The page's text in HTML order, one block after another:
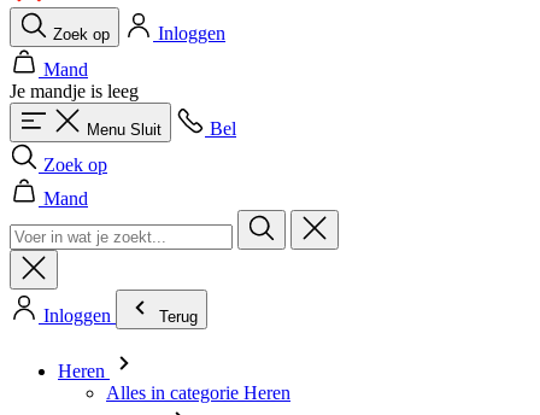
Zoek op
Inloggen
Mand
Je mandje is leeg
Menu Sluit
Bel
Zoek op
Mand
Inloggen Terug
Heren
Alles in categorie Heren